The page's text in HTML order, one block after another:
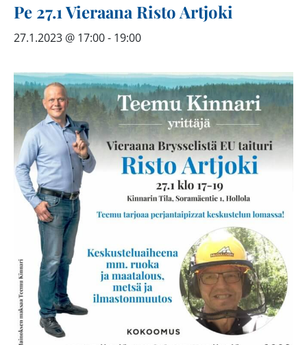
Pe 27.1 Vieraana Risto Artjoki
27.1.2023 @ 17:00- 19:00